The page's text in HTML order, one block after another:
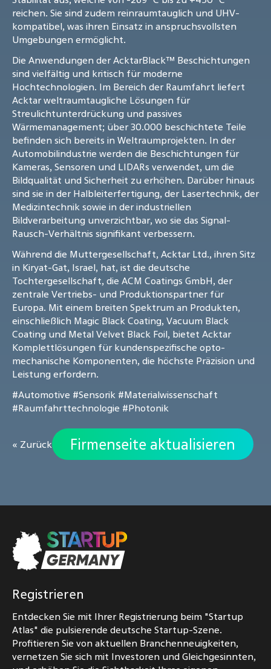
reichen. Sie sind zudem reinraumtauglich und UHV-
kompatibel, was ihren Einsatz in anspruchsvollsten
Umgebungen ermöglicht.
Die Anwendungen der AcktarBlack™ Beschichtungen
sind vielfältig und kritisch für moderne
Hochtechnologien. Im Bereich der Raumfahrt liefert
Acktar weltraumtaugliche Lösungen für
Streulichtunterdrückung und passives
Wärmemanagement; über 30.000 beschichtete Teile
befinden sich bereits in Weltraumprojekten. In der
Automobilindustrie werden die Beschichtungen für
Kameras, Sensoren und LIDARs verwendet, um die
Bildqualität und Sicherheit zu erhöhen. Darüber hinaus
sind sie in der Halbleiterfertigung, der Lasertechnik, der
Medizintechnik sowie in der industriellen
Bildverarbeitung unverzichtbar, wo sie das Signal-
Rausch-Verhältnis signifikant verbessern.
Während die Muttergesellschaft, Acktar Ltd., ihren Sitz
in Kiryat-Gat, Israel, hat, ist die deutsche
Tochtergesellschaft, die ACM Coatings GmbH, der
zentrale Vertriebs- und Produktionspartner für
Europa. Mit einem breiten Spektrum an Produkten,
einschließlich Magic Black Coating, Vacuum Black
Coating und Metal Velvet Black Foil, bietet Acktar
Komplettlösungen für kundenspezifische opto-
mechanische Komponenten, die höchste Präzision und
Leistung erfordern.
#Automotive #Sensorik #Materialwissenschaft
#Raumfahrttechnologie #Photonik
« Zurück Firmenseite aktualisieren
Registrieren
Entdecken Sie mit Ihrer Registrierung beim "Startup
Atlas" die pulsierende deutsche Startup-Szene.
Profitieren Sie von aktuellen Branchenneuigkeiten,
vernetzen Sie sich mit Investoren und Gleichgesinnten,